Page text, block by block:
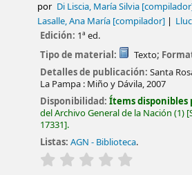
por Di Liscia, María Silvia
Lasalle, Ana María [compilador]
Edición: 1ª ed.
Tipo de material:
Texto;
Detalles de publicación:Santa
La Pampa : Miño y Dávila,2007
Disponibilidad:Ítems disponibles
del Archivo General de la Nación (1)
17331 .
Listas: AGN - Biblioteca.
valoración